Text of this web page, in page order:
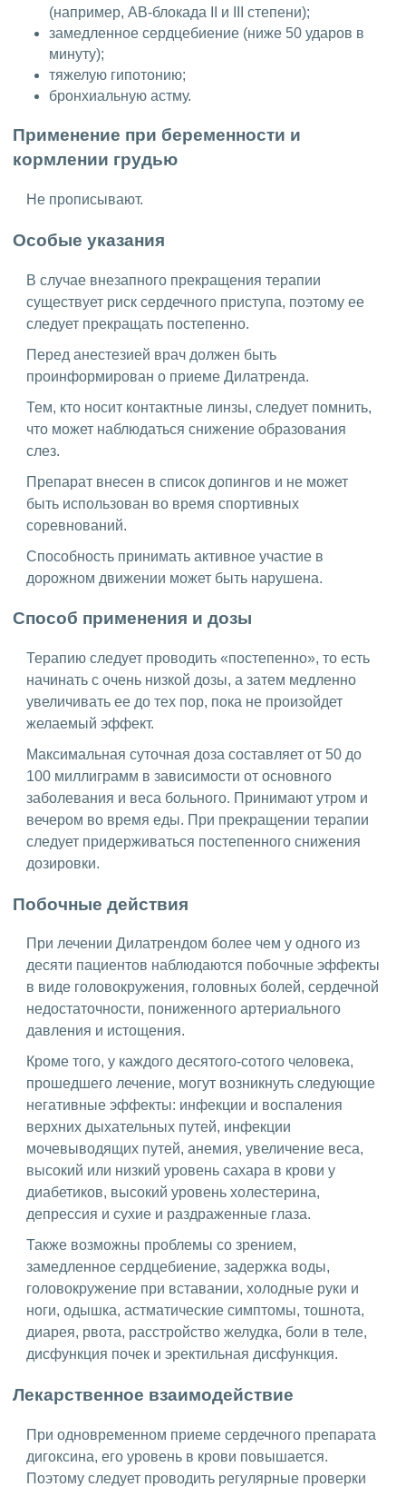
(например, АВ-блокада II и III степени);
замедленное сердцебиение (ниже 50 ударов в
минуту);
тяжелую гипотонию;
бронхиальную астму.
Применение при беременности и
кормлении грудью
Не прописывают.
Особые указания
В случае внезапного прекращения терапии
существует риск сердечного приступа, поэтому ее
следует прекращать постепенно.
Перед анестезией врач должен быть
проинформирован о приеме Дилатренда.
Тем, кто носит контактные линзы, следует помнить,
что может наблюдаться снижение образования
слез.
Препарат внесен в список допингов и не может
быть использован во время спортивных
соревнований.
Способность принимать активное участие в
дорожном движении может быть нарушена.
Способ применения и дозы
Терапию следует проводить «постепенно», то есть
начинать с очень низкой дозы, а затем медленно
увеличивать ее до тех пор, пока не произойдет
желаемый эффект.
Максимальная суточная доза составляет от 50 до
100 миллиграмм в зависимости от основного
заболевания и веса больного. Принимают утром и
вечером во время еды. При прекращении терапии
следует придерживаться постепенного снижения
дозировки.
Побочные действия
При лечении Дилатрендом более чем у одного из
десяти пациентов наблюдаются побочные эффекты
в виде головокружения, головных болей, сердечной
недостаточности, пониженного артериального
давления и истощения.
Кроме того, у каждого десятого-сотого человека,
прошедшего лечение, могут возникнуть следующие
негативные эффекты: инфекции и воспаления
верхних дыхательных путей, инфекции
мочевыводящих путей, анемия, увеличение веса,
высокий или низкий уровень сахара в крови у
диабетиков, высокий уровень холестерина,
депрессия и сухие и раздраженные глаза.
Также возможны проблемы со зрением,
замедленное сердцебиение, задержка воды,
головокружение при вставании, холодные руки и
ноги, одышка, астматические симптомы, тошнота,
диарея, рвота, расстройство желудка, боли в теле,
дисфункция почек и эректильная дисфункция.
Лекарственное взаимодействие
При одновременном приеме сердечного препарата
дигоксина, его уровень в крови повышается.
Поэтому следует проводить регулярные проверки